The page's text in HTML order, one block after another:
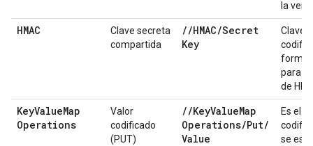
la
HMAC
Clave secreta
compartida
//HMAC/Secret
Key
Clave
forma
para el
de
KeyValueMap
Operations
Valor
codificado
(PUT)
//KeyValueMap
Operations/Put/
Value
Es el
se